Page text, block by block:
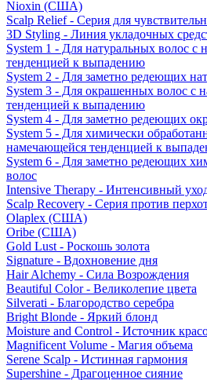
Nioxin (США)
Scalp Relief - Серия для
3D Styling - Линия укладочных
System 1 - Для натуральных волос с
тенденцией к выпадению
System 2 - Для заметно редеющих
System 3 - Для окрашенных волос с
тенденцией к выпадению
System 4 - Для заметно редеющих
System 5 - Для химически
намечающейся тенденцией к
System 6 - Для заметно редеющих
волос
Intensive Therapy - Интенсивный
Scalp Recovery - Серия против
Olaplex (США)
Oribe (США)
Gold Lust - Роскошь золота
Signature - Вдохновение дня
Hair Alchemy - Сила Возрождения
Beautiful Color - Великолепие цвета
Silverati - Благородство серебра
Bright Blonde - Яркий блонд
Moisture and Control - Источник
Magnificent Volume - Магия объема
Serene Scalp - Истинная гармония
Supershine - Драгоценное сияние